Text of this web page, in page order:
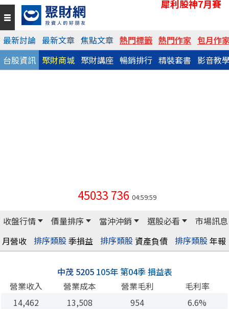
犀利股神7月賽
最新討論 最新文章 焦點文章 熱門標籤 熱門作家 包月作
台股資訊 聚財商城 聚財講座 暢銷排行 精裝套書 影音教
45033 736 04:59:59
收盤行情 價量排序 當沖沖銷 選股必看
市場訊息
月營收 排序類股季損益 排序類股 資產負債 排序類股年報
中茂 5205105年 第04季 損益表
營業收入
營業成本 營業毛利
毛利率
14,462
13,508 954
6.6%